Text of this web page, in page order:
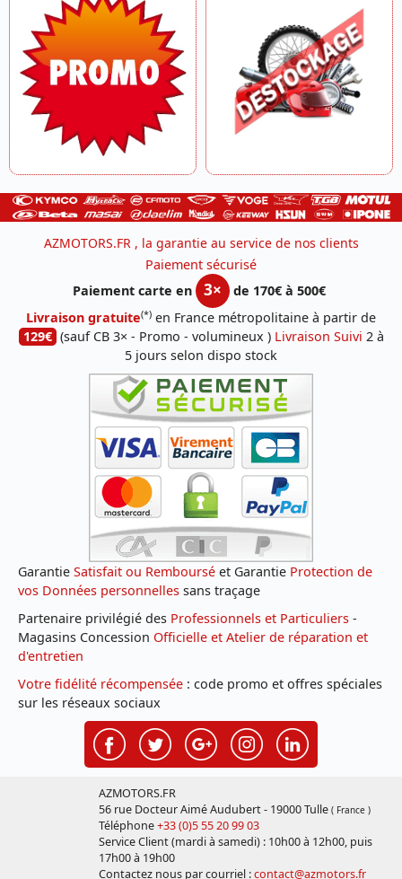
AZMOTORS.FR , la garantie au service de nos clients
Paiement sécurisé
Paiement carte en
3×
de 170€ à 500€
Livraison gratuite(*) en France métropolitaine à partir de
129€ (sauf CB 3× - Promo - volumineux ) Livraison Suivi 2 à
5 jours selon dispo stock
Garantie Satisfait ou Remboursé et Garantie Protection de
vos Données personnelles sans traçage
Partenaire privilégié des Professionnels et Particuliers -
Magasins Concession Officielle et Atelier de réparation et
d'entretien
Votre fidélité récompensée : code promo et offres spéciales
sur les réseaux sociaux
AZMOTORS.FR
56 rue Docteur Aimé Audubert - 19000 Tulle ( France )
Téléphone+33 (0)5 55 20 99 03
Service Client (mardi à samedi) : 10h00 à 12h00, puis
17h00 à 19h00
Contactez nous par courriel :contact@azmotors.fr